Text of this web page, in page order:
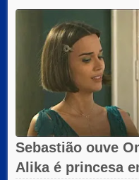
Sebastião ouve
Alika é princesa